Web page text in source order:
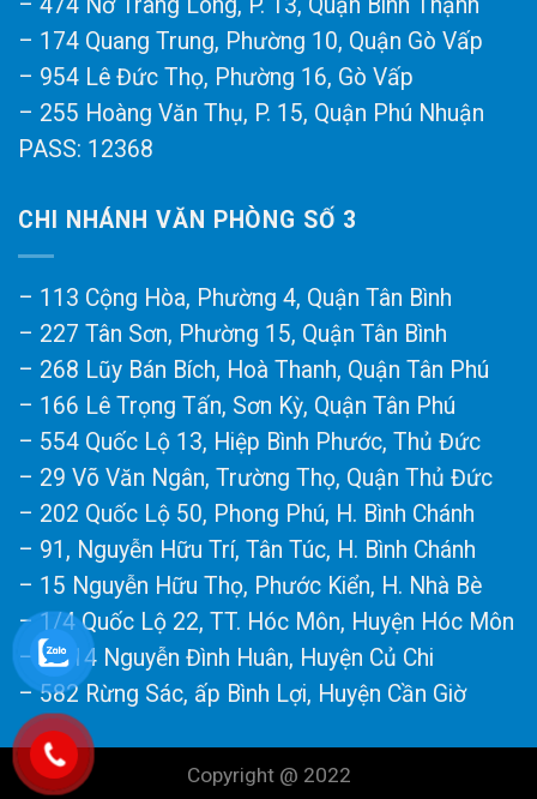
– 174 Quang Trung, Phường 10, Quận Gò Vấp
– 954 Lê Đức Thọ, Phường 16, Gò Vấp
– 255 Hoàng Văn Thụ, P. 15, Quận Phú Nhuận
PASS: 12368
CHI NHÁNH VĂN PHÒNG SỐ 3
– 113 Cộng Hòa, Phường 4, Quận Tân Bình
– 227 Tân Sơn, Phường 15, Quận Tân Bình
– 268 Lũy Bán Bích, Hoà Thanh, Quận Tân Phú
– 166 Lê Trọng Tấn, Sơn Kỳ, Quận Tân Phú
– 554 Quốc Lộ 13, Hiệp Bình Phước, Thủ Đức
– 29 Võ Văn Ngân, Trường Thọ, Quận Thủ Đức
– 202 Quốc Lộ 50, Phong Phú, H. Bình Chánh
– 91, Nguyễn Hữu Trí, Tân Túc, H. Bình Chánh
– 15 Nguyễn Hữu Thọ, Phước Kiển, H. Nhà Bè
– 1/4 Quốc Lộ 22, TT. Hóc Môn, Huyện Hóc Môn
– số 14 Nguyễn Đình Huân, Huyện Củ Chi
– 582 Rừng Sác, ấp Bình Lợi, Huyện Cần Giờ
Copyright @ 2022